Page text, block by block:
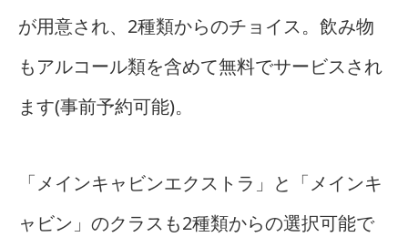
が用意され、2種類からのチョイス。飲み物
もアルコール類を含めて無料でサービスされ
ます(事前予約可能)。
「メインキャビンエクストラ」と「メインキ
ャビン」のクラスも2種類からの選択可能で